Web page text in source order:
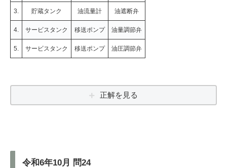
3. 貯蔵タンク 油流量計 油遮断弁
4. サービスタンク 移送ポンプ 油量調節弁
5. サービスタンク 移送ポンプ 油圧調節弁
正解を見る
令和6年10月 問24